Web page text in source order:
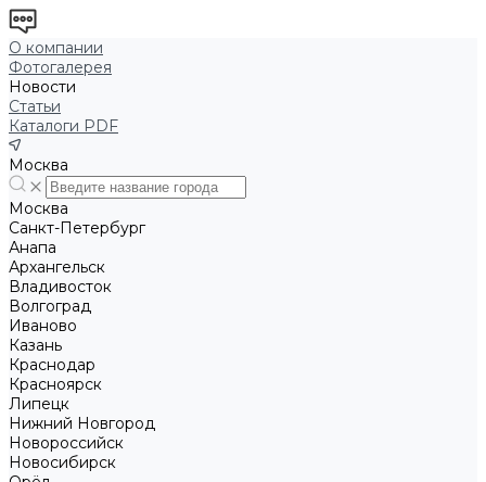
О компании
Фотогалерея
Новости
Статьи
Каталоги PDF
Москва
Москва
Санкт-Петербург
Анапа
Архангельск
Владивосток
Волгоград
Иваново
Казань
Краснодар
Красноярск
Липецк
Нижний Новгород
Новороссийск
Новосибирск